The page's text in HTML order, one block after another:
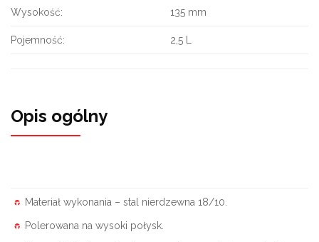
Wysokość: 135 mm
Pojemność: 2,5 L
Opis ogólny
Materiał wykonania – stal nierdzewna 18/10.
Polerowana na wysoki połysk.